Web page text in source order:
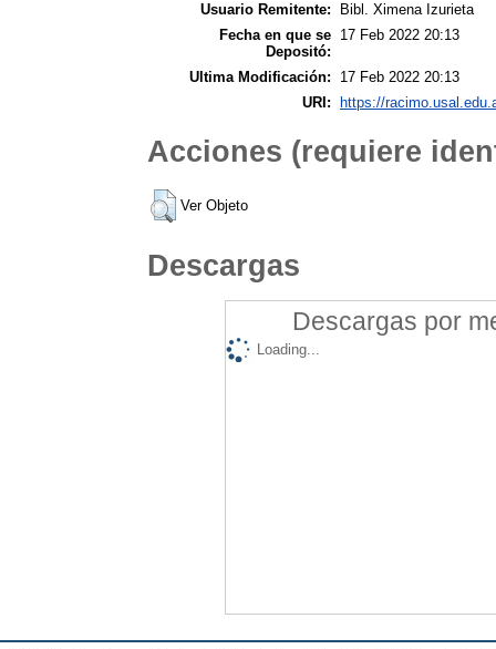
Usuario Remitente:
Bibl. Ximena Izurieta
Fecha en que se
Depositó:
17 Feb 2022 20:13
Ultima Modificación:
17 Feb 2022 20:13
URI:
https://
Acciones (requiere
Ver Objeto
Descargas
Descargas por
Loading...